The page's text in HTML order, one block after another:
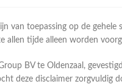
van toepassing op de
allen tijde alleen worden
BV te Oldenzaal,
deze disclaimer zorgvuldig